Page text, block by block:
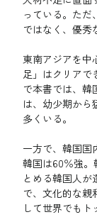
っている。ただ
ではなく、優秀
東南アジアを中
足」はクリアで
で本書では、韓
は、幼少期から
多くいる。
一方で、韓国国
韓国は60％強。
とめる韓国人
で、文化的な親
して世界でもト